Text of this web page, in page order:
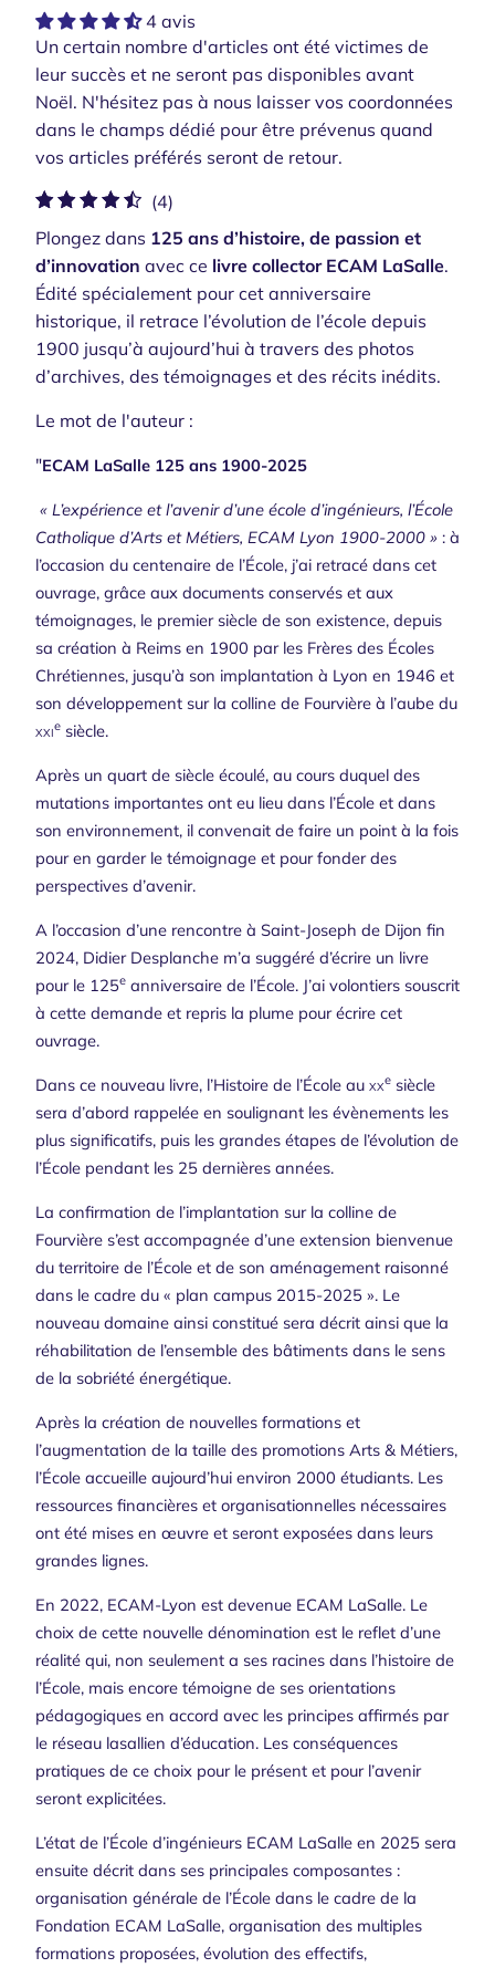
4 avis
Un certain nombre d'articles ont été victimes de
leur succès et ne seront pas disponibles avant
Noël. N'hésitez pas à nous laisser vos coordonnées
dans le champs dédié pour être prévenus quand
vos articles préférés seront de retour.
(4)4
total
critiques
Plongez dans 125 ans d’histoire, de passion et
d’innovation avec ce livre collector ECAM LaSalle.
Édité spécialement pour cet anniversaire
historique, il retrace l’évolution de l’école depuis
1900 jusqu’à aujourd’hui à travers des photos
d’archives, des témoignages et des récits inédits.
Le mot de l'auteur :
"ECAM LaSalle 125 ans 1900-2025
« L’expérience et l’avenir d’une école d’ingénieurs, l’École
Catholique d’Arts et Métiers, ECAM Lyon 1900-2000 » : à
l’occasion du centenaire de l’École, j’ai retracé dans cet
ouvrage, grâce aux documents conservés et aux
témoignages, le premier siècle de son existence, depuis
sa création à Reims en 1900 par les Frères des Écoles
Chrétiennes, jusqu’à son implantation à Lyon en 1946 et
son développement sur la colline de Fourvière à l’aube du
xxiesiècle.
Après un quart de siècle écoulé, au cours duquel des
mutations importantes ont eu lieu dans l’École et dans
son environnement, il convenait de faire un point à la fois
pour en garder le témoignage et pour fonder des
perspectives d’avenir.
A l’occasion d’une rencontre à Saint-Joseph de Dijon fin
2024, Didier Desplanche m’a suggéré d’écrire un livre
pour le 125eanniversaire de l’École. J’ai volontiers souscrit
à cette demande et repris la plume pour écrire cet
ouvrage.
Dans ce nouveau livre, l’Histoire de l’École au xxesiècle
sera d’abord rappelée en soulignant les évènements les
plus significatifs, puis les grandes étapes de l’évolution de
l’École pendant les 25 dernières années.
La confirmation de l’implantation sur la colline de
Fourvière s’est accompagnée d’une extension bienvenue
du territoire de l’École et de son aménagement raisonné
dans le cadre du « plan campus 2015-2025 ». Le
nouveau domaine ainsi constitué sera décrit ainsi que la
réhabilitation de l’ensemble des bâtiments dans le sens
de la sobriété énergétique.
Après la création de nouvelles formations et
l’augmentation de la taille des promotions Arts & Métiers,
l’École accueille aujourd’hui environ 2000 étudiants. Les
ressources financières et organisationnelles nécessaires
ont été mises en œuvre et seront exposées dans leurs
grandes lignes.
En 2022, ECAM-Lyon est devenue ECAM LaSalle. Le
choix de cette nouvelle dénomination est le reflet d’une
réalité qui, non seulement a ses racines dans l’histoire de
l’École, mais encore témoigne de ses orientations
pédagogiques en accord avec les principes affirmés par
le réseau lasallien d’éducation. Les conséquences
pratiques de ce choix pour le présent et pour l’avenir
seront explicitées.
L’état de l’École d’ingénieurs ECAM LaSalle en 2025 sera
ensuite décrit dans ses principales composantes :
organisation générale de l’École dans le cadre de la
Fondation ECAM LaSalle, organisation des multiples
formations proposées, évolution des effectifs,